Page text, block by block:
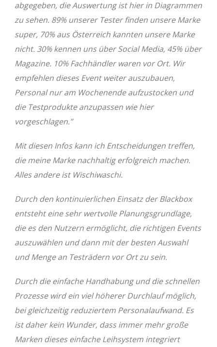
abgegeben, die Auswertung ist hier in Diagrammen
zu sehen. 89% unserer Tester finden unsere Marke
super, 70% aus Österreich kannten unsere Marke
nicht. 30% kennen uns über Social Media, 45% über
Magazine. 10% Fachhändler waren vor Ort. Wir
empfehlen dieses Event weiter auszubauen,
Personal nur am Wochenende aufzustocken und
die Testprodukte anzupassen wie hier
vorgeschlagen.”
Mit diesen Infos kann ich Entscheidungen treffen,
die meine Marke nachhaltig erfolgreich machen.
Alles andere ist Wischiwaschi.
Durch den kontinuierlichen Einsatz der Blackbox
entsteht eine sehr wertvolle Planungsgrundlage,
die es den Nutzern ermöglicht, die richtigen Events
auszuwählen und dann mit der besten Auswahl
und Menge an Testrädern vor Ort zu sein.
Durch die einfache Handhabung und die schnellen
Prozesse wird ein viel höherer Durchlauf möglich,
bei gleichzeitig reduziertem Personalaufwand. Es
ist daher kein Wunder, dass immer mehr große
Marken dieses einfache Leihsystem integriert